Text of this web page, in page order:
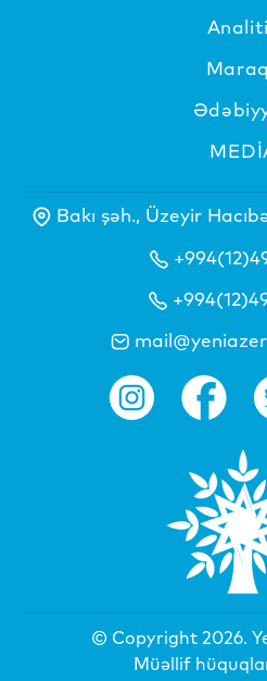
Bakı şəh., Üzeyir
© Copyright 2026.
Müəllif